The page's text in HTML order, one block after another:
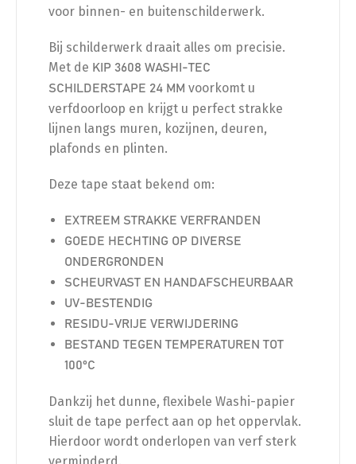
voor binnen- en buitenschilderwerk.
Bij schilderwerk draait alles om precisie.
Met de KIP 3608 WASHI-TEC
SCHILDERSTAPE 24 MM voorkomt u
verfdoorloop en krijgt u perfect strakke
lijnen langs muren, kozijnen, deuren,
plafonds en plinten.
Deze tape staat bekend om:
EXTREEM STRAKKE VERFRANDEN
GOEDE HECHTING OP DIVERSE
ONDERGRONDEN
SCHEURVAST EN HANDAFSCHEURBAAR
UV-BESTENDIG
RESIDU-VRIJE VERWIJDERING
BESTAND TEGEN TEMPERATUREN TOT
100°C
Dankzij het dunne, flexibele Washi-papier
sluit de tape perfect aan op het oppervlak.
Hierdoor wordt onderlopen van verf sterk
verminderd.